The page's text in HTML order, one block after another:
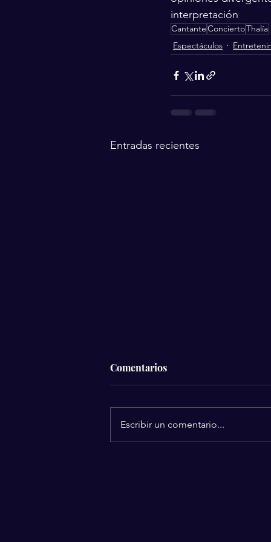
interpretación
CantanteConciertoThalía
Espectáculos
Entradas recientes
Comentarios
Escribir un comentario...